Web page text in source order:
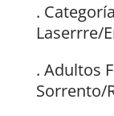
.
Laserrre/
. Adultos
Sorrento/